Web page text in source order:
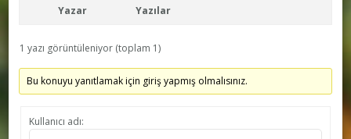
Yazar Yazılar
1 yazı görüntüleniyor (toplam 1)
Bu konuyu yanıtlamak için giriş yapmış olmalısınız.
Kullanıcı adı: